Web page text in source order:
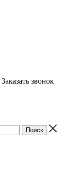
Заказать звонок